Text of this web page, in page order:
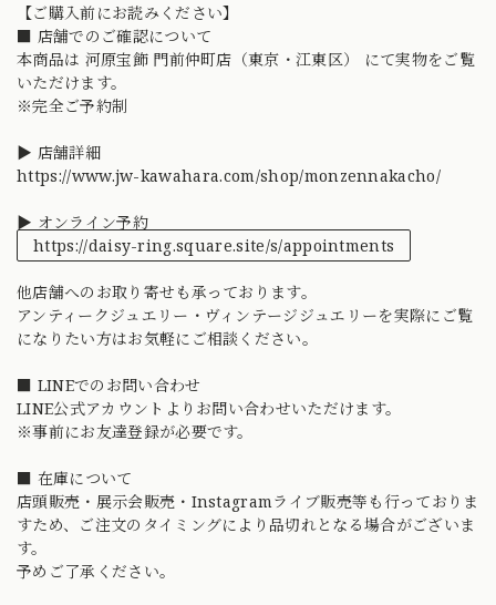
【ご購入前にお読みください】
■ 店舗でのご確認について
本商品は 河原宝飾 門前仲町店（東京・江東区） にて実物をご覧
いただけます。
※完全ご予約制
▶ 店舗詳細
https://www.jw-kawahara.com/shop/monzennakacho/
▶ オンライン予約
https://daisy-ring.square.site/s/appointments
他店舗へのお取り寄せも承っております。
アンティークジュエリー・ヴィンテージジュエリーを実際にご覧
になりたい方はお気軽にご相談ください。
■ LINEでのお問い合わせ
LINE公式アカウントよりお問い合わせいただけます。
※事前にお友達登録が必要です。
■ 在庫について
店頭販売・展示会販売・Instagramライブ販売等も行っておりま
すため、ご注文のタイミングにより品切れとなる場合がございま
す。
予めご了承ください。